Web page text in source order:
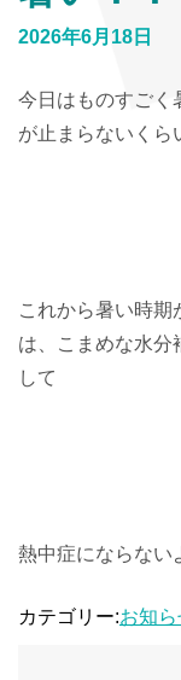
2026年6月18日
今日はものすごく
が止まらないくら
これから暑い時期
は、こまめな水分
して
熱中症にならない
カテゴリー:お知